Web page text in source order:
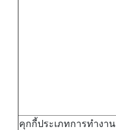
คุกกี้ประเภทการทำงาน